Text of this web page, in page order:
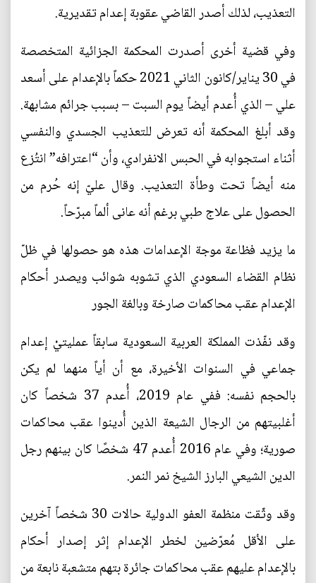
التعذيب، لذلك أصدر القاضي عقوبة إعدام تقديرية.
وفي قضية أخرى أصدرت المحكمة الجزائية المتخصصة
في 30 يناير/كانون الثاني 2021 حكماً بالإعدام على أسعد
علي – الذي أُعدم أيضاً يوم السبت – بسبب جرائم مشابهة.
وقد أبلغ المحكمة أنه تعرض للتعذيب الجسدي والنفسي
أثناء استجوابه في الحبس الانفرادي، وأن “اعترافه” انتُزع
منه أيضاً تحت وطأة التعذيب. وقال عليّ إنه حُرم من
الحصول على علاج طبي برغم أنه عانى ألماً مبرّحاً.
ما يزيد فظاعة موجة الإعدامات هذه هو حصولها في ظلّ
نظام القضاء السعودي الذي تشوبه شوائب ويصدر أحكام
الإعدام عقب محاكمات صارخة وبالغة الجور
وقد نفّذت المملكة العربية السعودية سابقاً عمليتيْ إعدام
جماعي في السنوات الأخيرة، مع أن أياً منهما لم يكن
بالحجم نفسه: ففي عام 2019، أُعدم 37 شخصاً كان
أغلبيتهم من الرجال الشيعة الذين أُدينوا عقب محاكمات
صورية؛ وفي عام 2016 أُعدم 47 شخصًا كان بينهم رجل
الدين الشيعي البارز الشيخ نمر النمر.
وقد وثّقت منظمة العفو الدولية حالات 30 شخصاً آخرين
على الأقل مُعرّضين لخطر الإعدام إثر إصدار أحكام
بالإعدام عليهم عقب محاكمات جائرة بتهم متشعبة نابعة من